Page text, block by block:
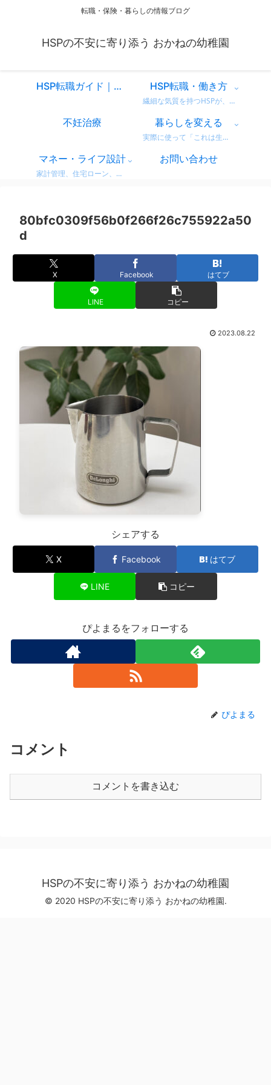
転職・保険・暮らしの情報ブログ
HSPの不安に寄り添う おかねの幼稚園
HSP転職ガイド｜仕事を変えるべきか迷ったときに読む、共感と気づきのスタートページ HSP転職・働き方
繊細な気質を持つHSPが、自分に合った働き方を見つけるための情報をまとめています。 営業職での転職体験談や、向いている仕事・避けたい職場の特徴など、リアルな視点からお届け。 「もう我慢しない」働き方を一緒に考えてみませんか？
不妊治療 暮らしを変える
実際に使って「これは生活が変わった！」と感じた商品・サービスのレビューをまとめています。 デロンギのコーヒーマシンやドラム式洗濯機など、日常がちょっと豊かになるリアルな使用感をお届け。 迷っている方の参考になればうれしいです。
マネー・ライフ設計
家計管理、住宅ローン、保険、ふるさと納税など、暮らしのお金にまつわる情報をわかりやすく解説。 無理せず・不安なく、将来に備えるためのヒントをまとめています。 どれも実体験をベースに、生活者目線で書いています。
お問い合わせ
80bfc0309f56b0f266f26c755922a50
d
X Facebook はてブ
LINE コピー
2023.08.22
シェアする
X Facebook はてブ
LINE コピー
ぴよまるをフォローする
ぴよまる
コメント
コメントを書き込む
HSPの不安に寄り添う おかねの幼稚園
© 2020 HSPの不安に寄り添う おかねの幼稚園.